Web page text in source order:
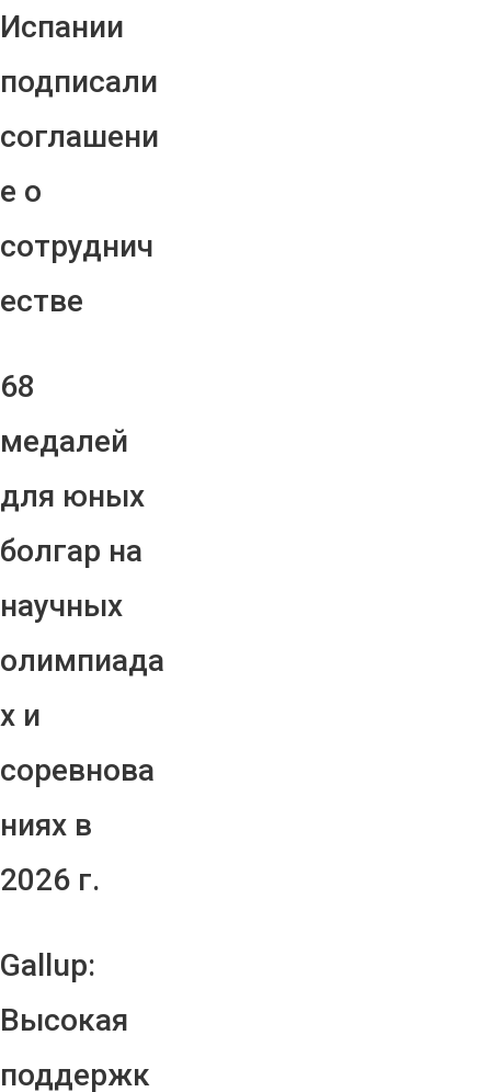
Испании
подписали
соглашени
е о
сотруднич
естве
68
медалей
для юных
болгар на
научных
олимпиада
х и
соревнова
ниях в
2026 г.
Gallup:
Высокая
поддержк